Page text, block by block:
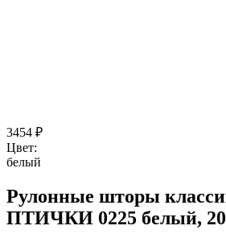
3454 ₽
Цвет:
белый
Рулонные шторы
ПТИЧКИ 0225 белый,